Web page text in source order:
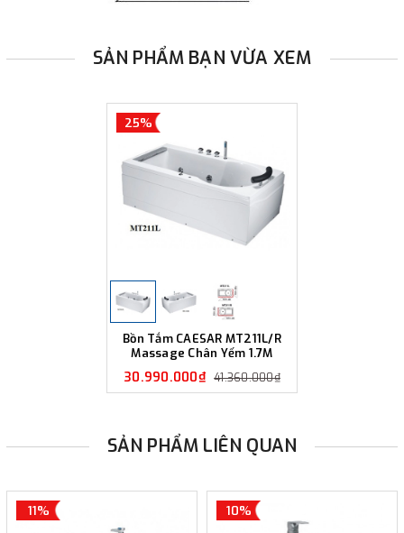
SẢN PHẨM BẠN VỪA XEM
25%
Bồn Tắm CAESAR MT211L/R
Massage Chân Yếm 1.7M
30.990.000₫ 41.360.000₫
SẢN PHẨM LIÊN QUAN
11% 10%